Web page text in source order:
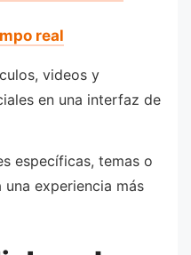
real
videos y
en una interfaz de
específicas, temas o
experiencia más